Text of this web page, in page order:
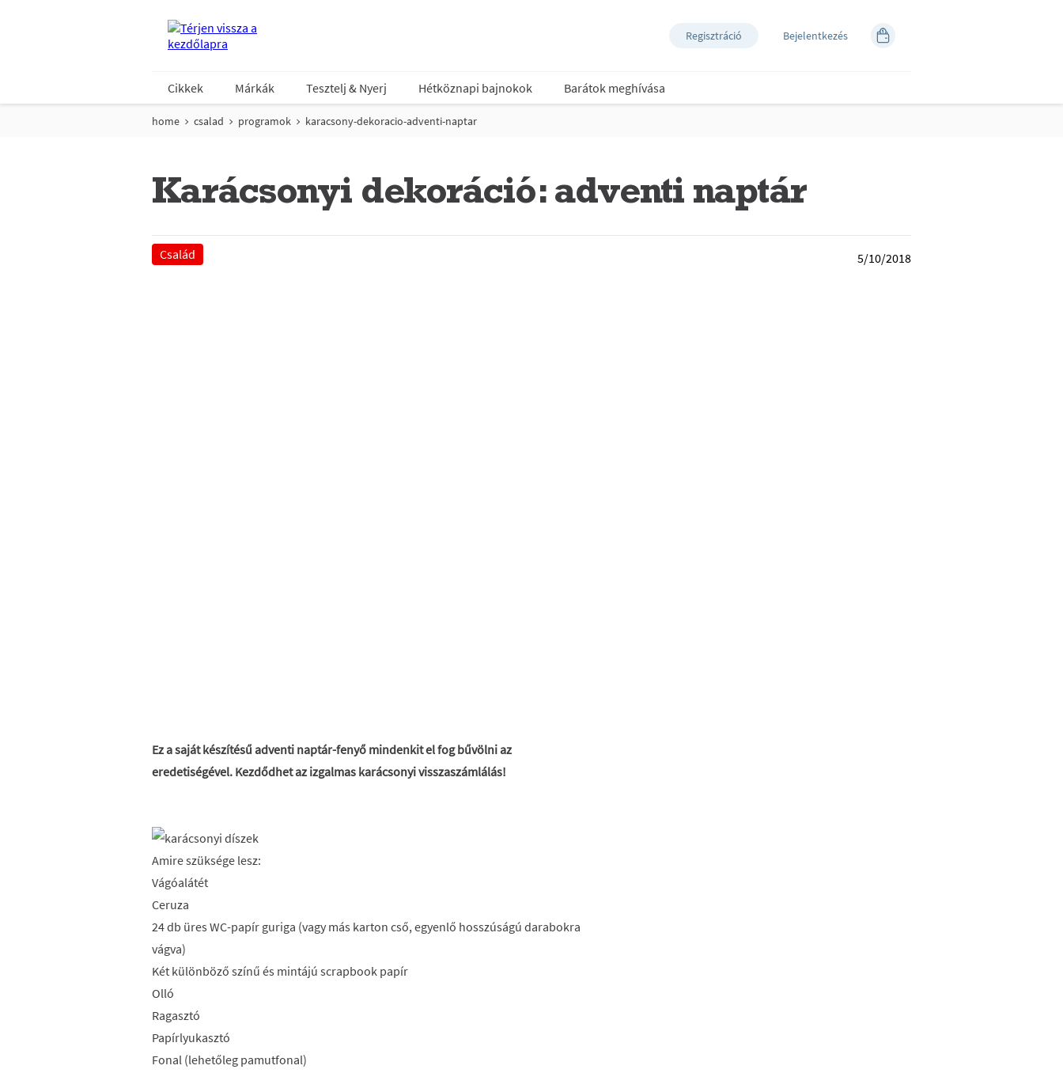
Regisztráció Bejelentkezés
Cikkek Márkák Tesztelj & Nyerj Hétköznapi bajnokok Barátok meghívása
home csalad programok karacsony-dekoracio-adventi-naptar
Karácsonyi dekoráció: adventi naptár
Család 5/10/2018
Ez a saját készítésű adventi naptár-fenyő mindenkit el fog bűvölni az
eredetiségével. Kezdődhet az izgalmas karácsonyi visszaszámlálás!
Amire szüksége lesz:
Vágóalátét
Ceruza
24 db üres WC-papír guriga (vagy más karton cső, egyenlő hosszúságú darabokra
vágva)
Két különböző színű és mintájú scrapbook papír
Olló
Ragasztó
Papírlyukasztó
Fonal (lehetőleg pamutfonal)